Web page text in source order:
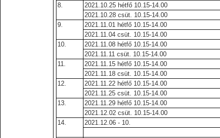
8.
2021.10.25 hétfő 10.15-14.00
2021.10.28 csüt. 10.15-14.00
9.
2021.11.01 hétfő 10.15-14.00
2021.11.04 csüt. 10.15-14.00
10.
2021.11.08 hétfő 10.15-14.00
2021.11.11 csüt. 10.15-14.00
11.
2021.11.15 hétfő 10.15-14.00
2021.11.18 csüt. 10.15-14.00
12.
2021.11.22 hétfő 10.15-14.00
2021.11.25 csüt. 10.15-14.00
13.
2021.11.29 hétfő 10.15-14.00
2021.12.02 csüt. 10.15-14.00
14.
2021.12.06 - 10.